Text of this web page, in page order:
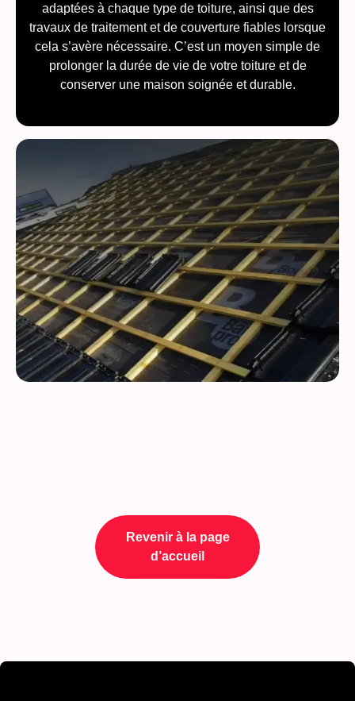
adaptées à chaque type de toiture, ainsi que des
travaux de traitement et de couverture fiables lorsque
cela s’avère nécessaire. C’est un moyen simple de
prolonger la durée de vie de votre toiture et de
conserver une maison soignée et durable.
Revenir à la page
d’accueil